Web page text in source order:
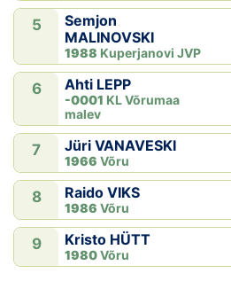
5
Semjon
MALINOVSKI
1988 Kuperjanovi JVP
6 Ahti LEPP
-0001 KL Võrumaa
malev
7 Jüri VANAVESKI
1966 Võru
8 Raido VIKS
1986 Võru
9 Kristo HÜTT
1980Võru